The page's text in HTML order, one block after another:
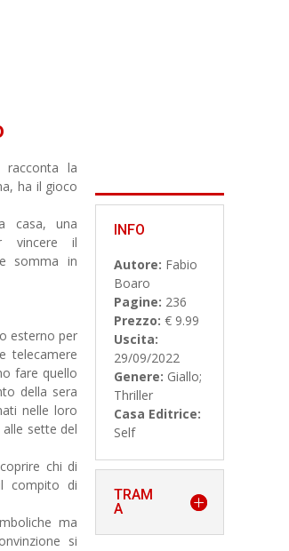
racconta la
ha il gioco
casa, una
vincere il
somma in
esterno per
telecamere
fare quello
della sera
nelle loro
sette del
chi di
compito di
ma
si
INFO
Autore: Fabio
Boaro
Pagine: 236
Prezzo: € 9.99
Uscita:
29/09/2022
Genere: Giallo;
Thriller
Casa Editrice:
Self
TRAM
A